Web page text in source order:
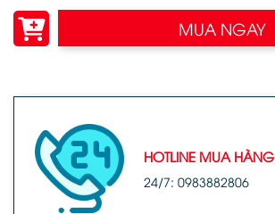
MUA NGAY
HOTLINE MUA HÀNG
24/7: 0983882806